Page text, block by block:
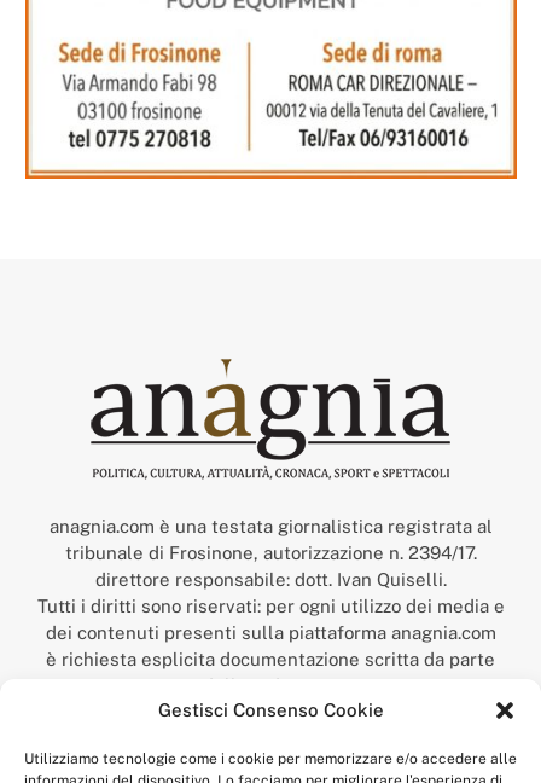
Gestisci Consenso Cookie
Utilizziamo tecnologie come i cookie per memorizzare e/o accedere alle
anagnia.com è una testata giornalistica registrata al
tribunale di Frosinone, autorizzazione n. 2394/17.
direttore responsabile: dott. Ivan Quiselli.
Tutti i diritti sono riservati: per ogni utilizzo dei media e
dei contenuti presenti sulla piattaforma anagnia.com
è richiesta esplicita documentazione scritta da parte
della redazione.
“Anagnia” è un marchio registrato presso l’Ufficio Italiano
Economico,